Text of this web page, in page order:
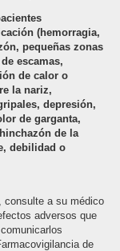
(hemorragia,
pequeñas zonas
escamas,
de calor o
la nariz,
depresión,
de garganta,
de la
debilidad o
consulte a su médico
adversos que
de